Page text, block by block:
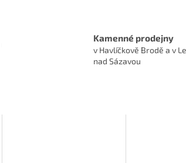
Kamenné prodejny
v Havlíčkově Brodě a v
nad Sázavou